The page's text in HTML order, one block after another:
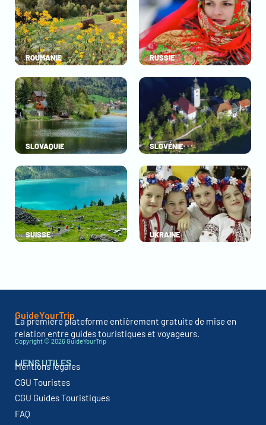
ROUMANIE RUSSIE
SLOVAQUIE SLOVÉNIE
SUISSE UKRAINE
GuideYourTrip
La première plateforme entièrement gratuite de mise en
relation entre guides touristiques et voyageurs.
Copyright © 2026 GuideYourTrip
LIENS UTILES
Mentions légales
CGU Touristes
CGU Guides Touristiques
FAQ